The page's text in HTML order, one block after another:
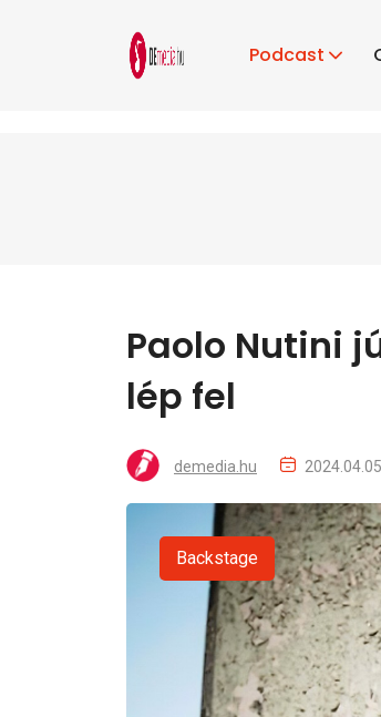
Podcast
Paolo Nutini
lép fel
demedia.hu 2024.04.05.
Backstage